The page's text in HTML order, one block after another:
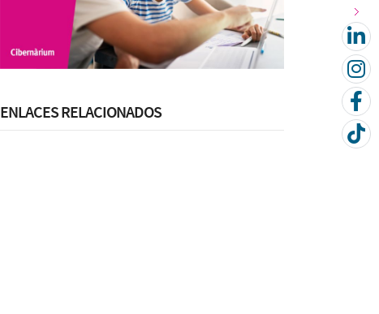
ENLACES RELACIONADOS